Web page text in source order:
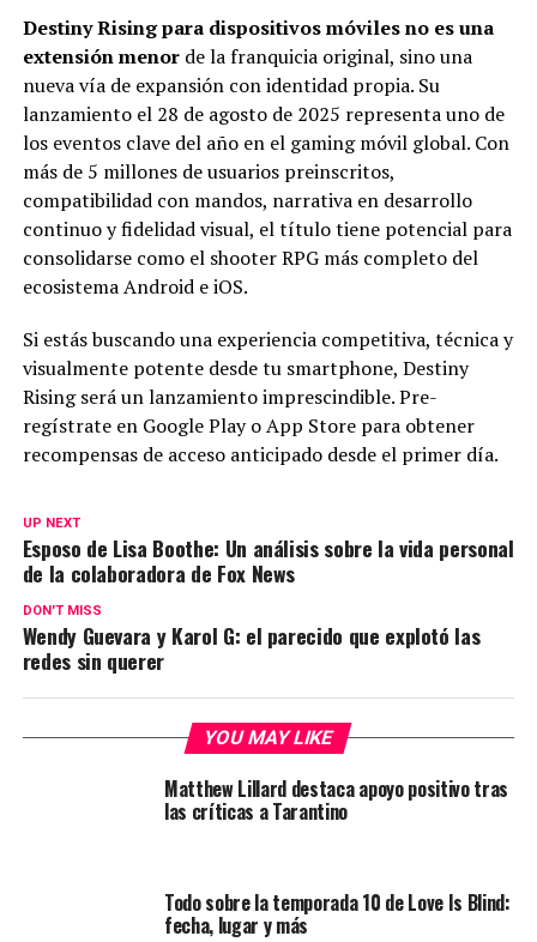
Destiny Rising para dispositivos móviles no es una
extensión menorde la franquicia original, sino una
nueva vía de expansión con identidad propia. Su
lanzamiento el 28 de agosto de 2025 representa uno de
los eventos clave del año en el gaming móvil global. Con
más de 5 millones de usuarios preinscritos,
compatibilidad con mandos, narrativa en desarrollo
continuo y fidelidad visual, el título tiene potencial para
consolidarse como el shooter RPG más completo del
ecosistema Android e iOS.
Si estás buscando una experiencia competitiva, técnica y
visualmente potente desde tu smartphone, Destiny
Rising será un lanzamiento imprescindible. Pre-
regístrate en Google Play o App Store para obtener
recompensas de acceso anticipado desde el primer día.
UP NEXT
Esposo de Lisa Boothe: Un análisis sobre la vida personal
de la colaboradora de Fox News
DON'T MISS
Wendy Guevara y Karol G: el parecido que explotó las
redes sin querer
YOU MAY LIKE
Matthew Lillard destaca apoyo positivo tras
las críticas a Tarantino
Todo sobre la temporada 10 de Love Is Blind:
fecha, lugar y más